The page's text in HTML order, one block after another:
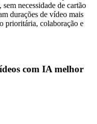
necessidade de cartão
durações de vídeo mais
prioritária, colaboração e
com IA melhor